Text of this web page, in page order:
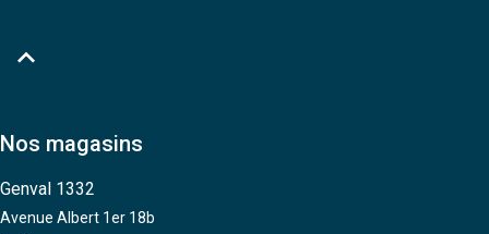

Nos magasins
Genval 1332
Avenue Albert 1er 18b